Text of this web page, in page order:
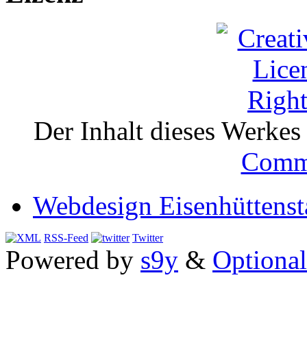
Der Inhalt dieses
Webdesign
RSS-Feed Twitter
Powered by s9y &